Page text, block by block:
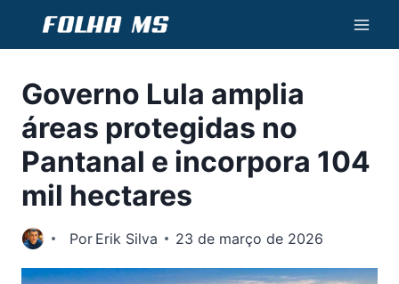
Conteúdo
Governo Lula amplia
áreas protegidas no
Pantanal e incorpora 104
mil hectares
Por Erik Silva 23 de março de 2026